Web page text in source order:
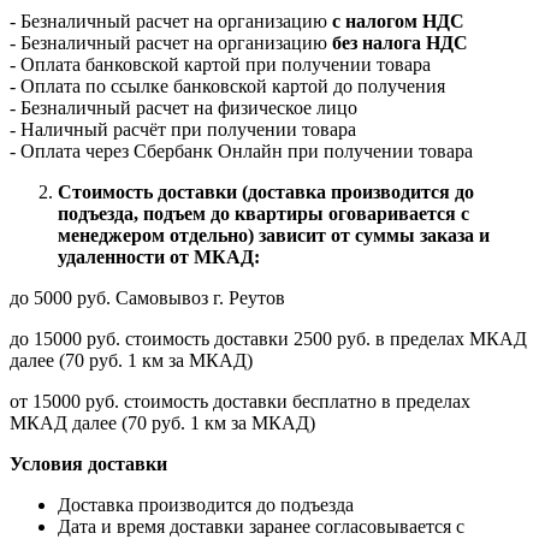
- Безналичный расчет на организацию с налогом НДС
- Безналичный расчет на организацию без налога НДС
- Оплата банковской картой при получении товара
- Оплата по ссылке банковской картой до получения
- Безналичный расчет на физическое лицо
- Наличный расчёт при получении товара
- Оплата через Сбербанк Онлайн при получении товара
Стоимость доставки (доставка производится до
подъезда, подъем до квартиры оговаривается с
менеджером отдельно) зависит от суммы заказа и
удаленности от МКАД:
до 5000 руб. Самовывоз г. Реутов
до 15000 руб. стоимость доставки 2500 руб. в пределах МКАД
далее (70 руб. 1 км за МКАД)
от 15000 руб. стоимость доставки бесплатно в пределах
МКАД далее (70 руб. 1 км за МКАД)
Условия доставки
Доставка производится до подъезда
Дата и время доставки заранее согласовывается с